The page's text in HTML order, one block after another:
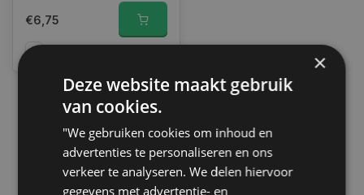
€6,75
×
Deze website maakt gebruik
van cookies.
"We gebruiken cookies om inhoud en
advertenties te personaliseren en ons
verkeer te analyseren. We delen hiervoor
gegevens met advertentie- en